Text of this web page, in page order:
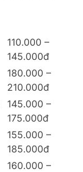
110.000 –
145.000đ
180.000 –
210.000đ
145.000 –
175.000đ
155.000 –
185.000đ
160.000 –